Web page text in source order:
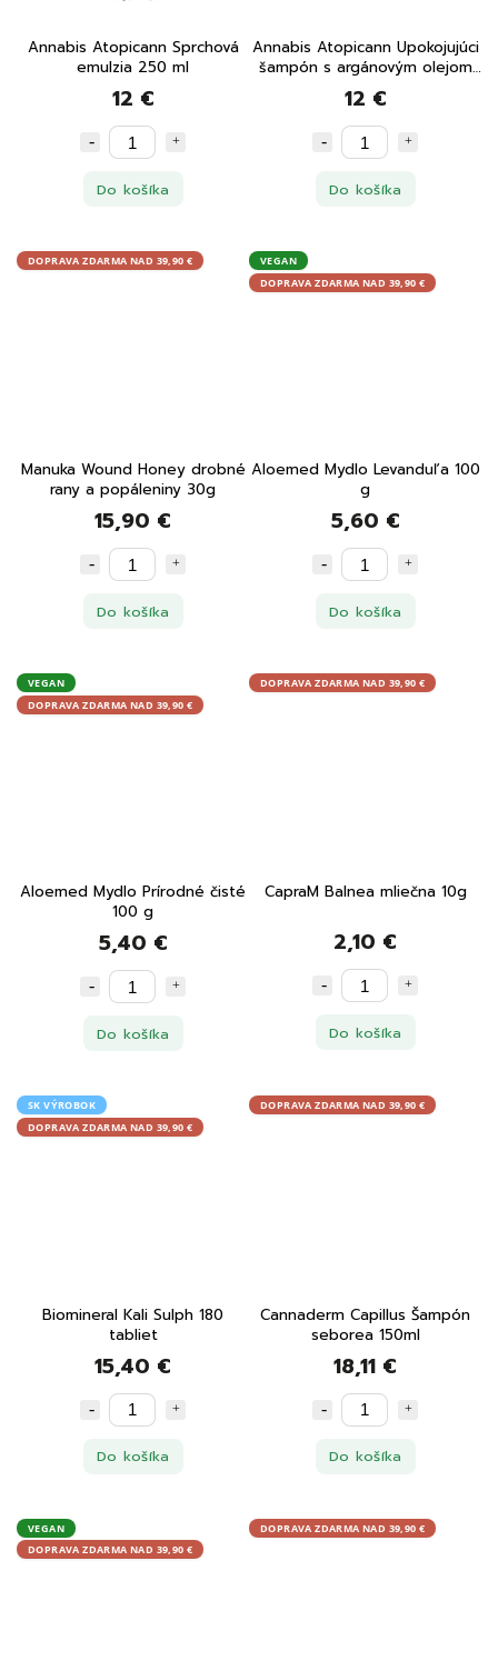
Annabis Atopicann Sprchová
emulzia 250 ml
12 €
Do košíka
Annabis Atopicann Upokojujúci
šampón s argánovým olejom
250 ml
12 €
Do košíka
DOPRAVA ZDARMA NAD 39,90 €
Manuka Wound Honey drobné
rany a popáleniny 30g
15,90 €
Do košíka
VEGAN
DOPRAVA ZDARMA NAD 39,90 €
Aloemed Mydlo Levanduľa 100
g
5,60 €
Do košíka
VEGAN
DOPRAVA ZDARMA NAD 39,90 €
Aloemed Mydlo Prírodné čisté
100 g
5,40 €
Do košíka
DOPRAVA ZDARMA NAD 39,90 €
CapraM Balnea mliečna 10g
2,10 €
Do košíka
SK VÝROBOK
DOPRAVA ZDARMA NAD 39,90 €
Biomineral Kali Sulph 180
tabliet
15,40 €
Do košíka
DOPRAVA ZDARMA NAD 39,90 €
Cannaderm Capillus Šampón
seborea 150ml
18,11 €
Do košíka
VEGAN
DOPRAVA ZDARMA NAD 39,90 €
DOPRAVA ZDARMA NAD 39,90 €